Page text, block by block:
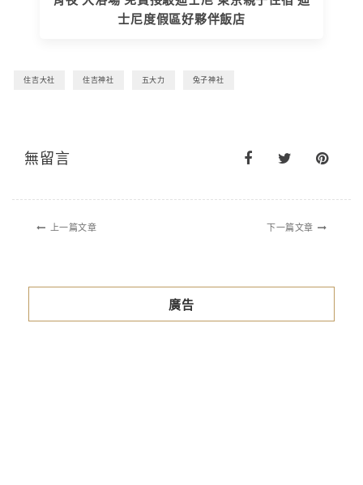
士尼度假區好夥伴飯店
住吉大社 住吉神社 五大力 兔子神社
無留言
上一篇文章 下一篇文章
廣告